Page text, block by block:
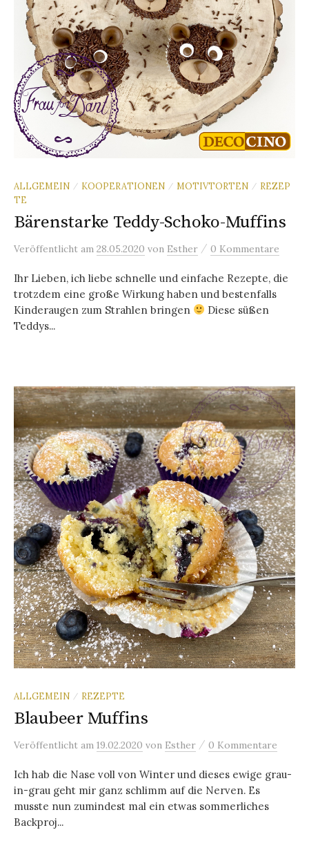
ALLGEMEIN / KOOPERATIONEN / MOTIVTORTEN / REZEP
TE
Bärenstarke Teddy-Schoko-Muffins
Veröffentlicht am 28.05.2020 von Esther / 0 Kommentare
Ihr Lieben, ich liebe schnelle und einfache Rezepte, die
trotzdem eine große Wirkung haben und bestenfalls
Kinderaugen zum Strahlen bringen
Diese süßen
Teddys...
ALLGEMEIN / REZEPTE
Blaubeer Muffins
Veröffentlicht am 19.02.2020 von Esther / 0 Kommentare
Ich hab die Nase voll von Winter und dieses ewige grau-
in-grau geht mir ganz schlimm auf die Nerven. Es
musste nun zumindest mal ein etwas sommerliches
Backproj...